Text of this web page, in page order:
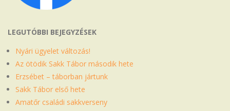
LEGUTÓBBI BEJEGYZÉSEK
Nyári ügyelet változás!
Az ötödik Sakk Tábor második hete
Erzsébet – táborban jártunk
Sakk Tábor első hete
Amatőr családi sakkverseny